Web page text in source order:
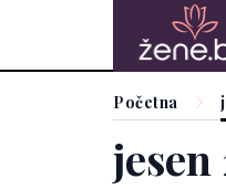
Početna
jesen